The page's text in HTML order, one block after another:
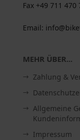
Fax +49 711 470
Email:
MEHR ÜBER...
Zahlung &
Allgemeine
Impressum